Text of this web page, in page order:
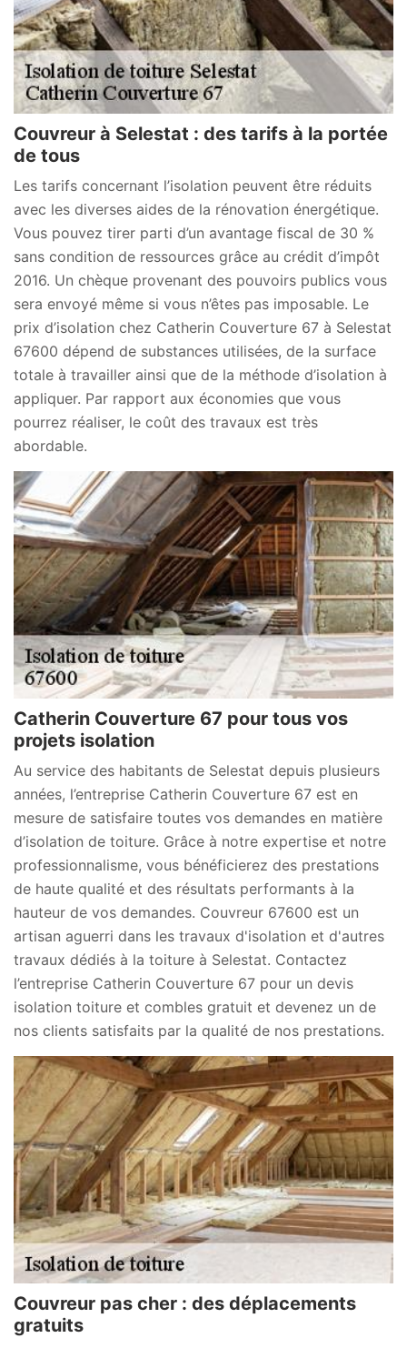
Couvreur à Selestat : des tarifs à la portée
de tous
Les tarifs concernant l’isolation peuvent être réduits
avec les diverses aides de la rénovation énergétique.
Vous pouvez tirer parti d’un avantage fiscal de 30 %
sans condition de ressources grâce au crédit d’impôt
2016. Un chèque provenant des pouvoirs publics vous
sera envoyé même si vous n’êtes pas imposable. Le
prix d’isolation chez Catherin Couverture 67 à Selestat
67600 dépend de substances utilisées, de la surface
totale à travailler ainsi que de la méthode d’isolation à
appliquer. Par rapport aux économies que vous
pourrez réaliser, le coût des travaux est très
abordable.
Catherin Couverture 67 pour tous vos
projets isolation
Au service des habitants de Selestat depuis plusieurs
années, l’entreprise Catherin Couverture 67 est en
mesure de satisfaire toutes vos demandes en matière
d’isolation de toiture. Grâce à notre expertise et notre
professionnalisme, vous bénéficierez des prestations
de haute qualité et des résultats performants à la
hauteur de vos demandes. Couvreur 67600 est un
artisan aguerri dans les travaux d'isolation et d'autres
travaux dédiés à la toiture à Selestat. Contactez
l’entreprise Catherin Couverture 67 pour un devis
isolation toiture et combles gratuit et devenez un de
nos clients satisfaits par la qualité de nos prestations.
Couvreur pas cher : des déplacements
gratuits